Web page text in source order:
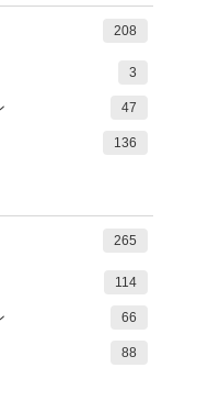
208
3
47
136
265
114
66
88